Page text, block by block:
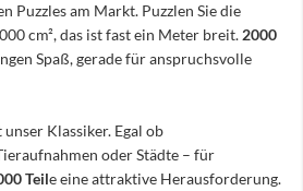
Puzzles am Markt. Puzzlen Sie die
cm², das ist fast ein Meter breit. 2000
Spaß, gerade für anspruchsvolle
unser Klassiker. Egal ob
oder Städte – für
Teile eine attraktive Herausforderung.